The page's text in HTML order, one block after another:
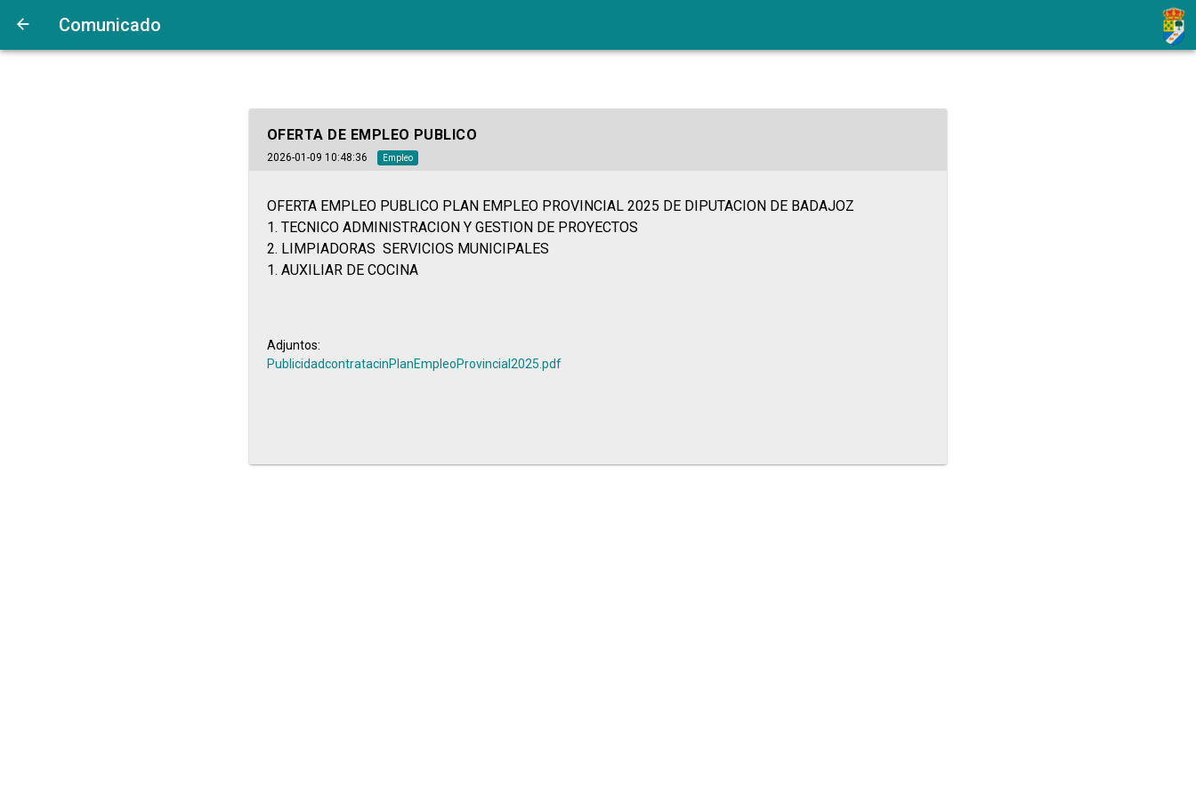
Comunicado
OFERTA DE EMPLEO PUBLICO
2026-01-09 10:48:36 Empleo
OFERTA EMPLEO PUBLICO PLAN EMPLEO PROVINCIAL 2025 DE DIPUTACION DE BADAJOZ
1. TECNICO ADMINISTRACION Y GESTION DE PROYECTOS
2. LIMPIADORAS SERVICIOS MUNICIPALES
1. AUXILIAR DE COCINA
Adjuntos:
PublicidadcontratacinPlanEmpleoProvincial2025.pdf